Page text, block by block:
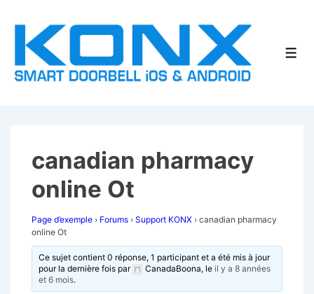
passer
contenu
canadian pharmacy
online Ot
Page d’exemple › Forums › Support KONX › canadian pharmacy
online Ot
Ce sujet contient 0 réponse, 1 participant et a été mis à jour
pour la dernière fois par
CanadaBoona, leil y a 8 années
et 6 mois.